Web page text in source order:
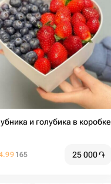
и голубика в коробке
165 25 000֏